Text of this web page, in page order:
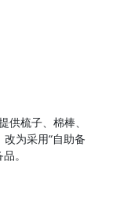
梳子、棉棒、
为采用“自助备
。